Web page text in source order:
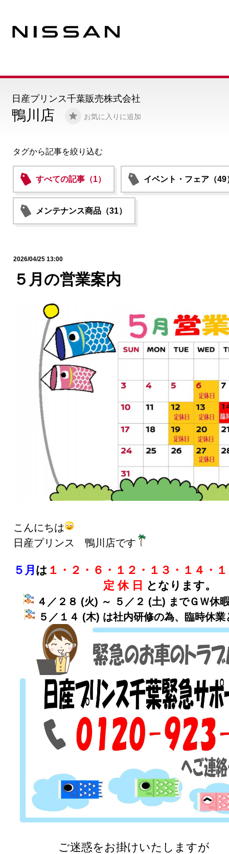
鴨川店 お気に入りに追加
日産プリンス千葉販売株式会社
タグから記事を絞り込む
すべての記事（1） イベント・フェア（49
メンテナンス商品（31）
2026/04/25 13:00
５月の営業案内
こんにちは
日産プリンス 鴨川店です
５月 は １・２・６・１２・１３・１４・
定 休 日 となります。
４／２８ (火) ～ ５／２ (土) までＧＷ休
５／１４ (木) は社内研修の為、臨時休
ご迷惑をお掛けいたしますが